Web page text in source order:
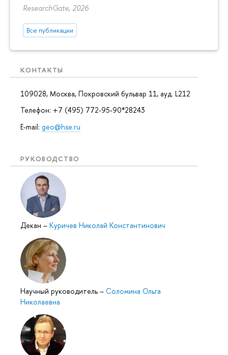
ResearchGate, 2026
Все публикации
КОНТАКТЫ
109028, Москва, Покровский бульвар 11, ауд. L212
Телефон: +7 (495) 772-95-90*28243
E-mail: geo@hse.ru
РУКОВОДСТВО
Декан – Куричев Николай Константинович
Научный руководитель – Соломина Ольга
Николаевна